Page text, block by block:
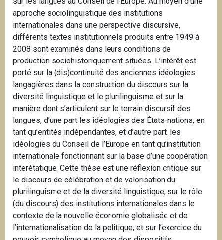
approche sociolinguistique des institutions
internationales dans une perspective discursive,
différents textes institutionnels produits entre 1949 à
2008 sont examinés dans leurs conditions de
production sociohistoriquement situées. L’intérêt est
porté sur la (dis)continuité des anciennes idéologies
langagières dans la construction du discours sur la
diversité linguistique et le plurilinguisme et sur la
manière dont s’articulent sur le terrain discursif des
langues, d’une part les idéologies des États-nations, en
tant qu’entités indépendantes, et d’autre part, les
idéologies du Conseil de l’Europe en tant qu’institution
internationale fonctionnant sur la base d’une coopération
interétatique. Cette thèse est une réflexion critique sur
le discours de célébration et de valorisation du
plurilinguisme et de la diversité linguistique, sur le rôle
(du discours) des institutions internationales dans le
contexte de la nouvelle économie globalisée et de
l’internationalisation de la politique, et sur l’exercice du